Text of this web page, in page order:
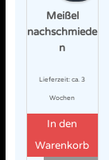
Meißel
nachschmiede
n
Lieferzeit:ca. 3
Wochen
In den
Warenkorb